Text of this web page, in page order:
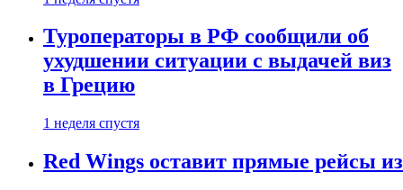
Туроператоры в РФ сообщили об
ухудшении ситуации с выдачей виз
в Грецию
1 неделя спустя
Red Wings оставит прямые рейсы